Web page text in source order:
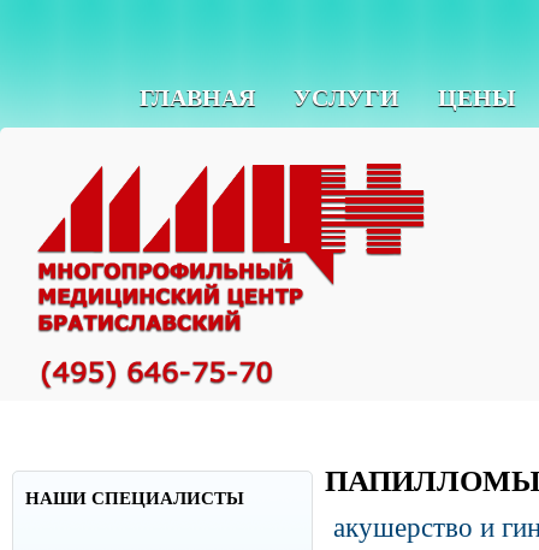
ГЛАВНАЯ УСЛУГИ ЦЕНЫ
НАШИ СПЕЦИАЛИСТЫ
акушерство и